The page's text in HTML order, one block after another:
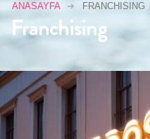
ANASAYFA FRANCHISING
Franchising